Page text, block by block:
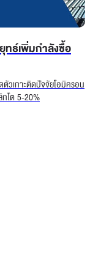
ทธ์เพิ่มกำลังซื้อ
วเกาะติดปัจจัยโอมิครอน
โต 5-20%